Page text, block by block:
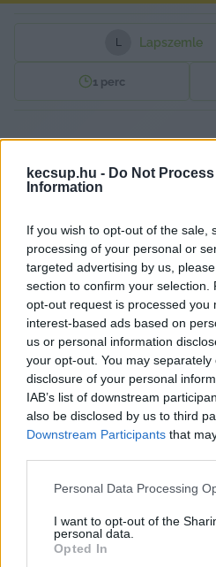
kecsup.hu - Do Not
Information
If you wish to opt-out of the sale,
processing of your personal or
targeted advertising by us,
section to confirm your selection.
opt-out request is processed you
interest-based ads based on
us or personal information
your opt-out. You may
disclosure of your personal
IAB’s list of downstream
also be disclosed by us to third
Downstream Participants that
Please note that this website/app
not limited to your visit or usage
grant or deny consent to Google
use your data for below specified
Personal Data Processing
I want to opt-out of the
personal data.
Opted In
L Lapszemle
1 perc
Ma az EU egyetlen
fenyegeti semmilyen
Oroszország részéről
Szijjártó Péter a Kossuth
című műsorában. Ezzel
kormány 2022. május
háborús veszélyhelyzete
legalább májusig – írta a
A külügyminiszter beszélt
Európai Unió azt
embereknek, hogy egy új
részeként tartsanak
cikkeket.